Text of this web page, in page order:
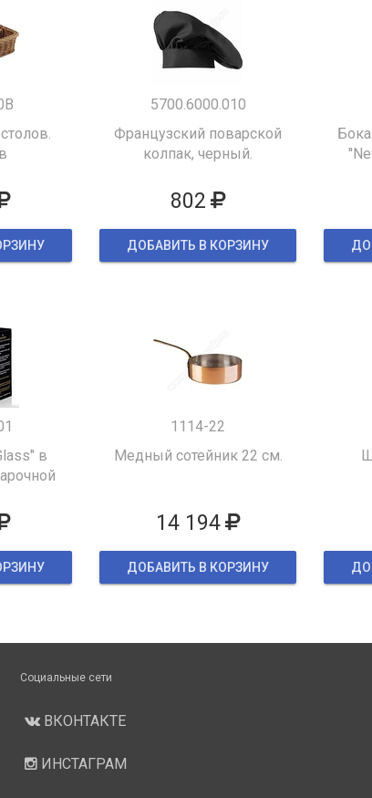
5700.6000.010
Французский поварской
колпак, черный.
802
ДОБАВИТЬ В КОРЗИНУ
в
1114-22
Медный сотейник 22 см.
14 194
ДОБАВИТЬ В КОРЗИНУ
Социальные сети
ВКОНТАКТЕ
ИНСТАГРАМ